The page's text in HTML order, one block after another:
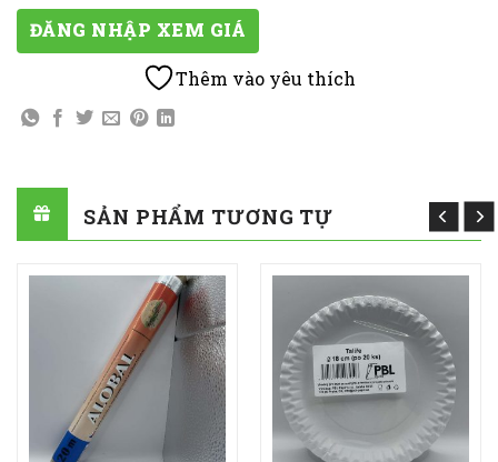
ĐĂNG NHẬP XEM GIÁ
Thêm vào yêu thích
SẢN PHẨM TƯƠNG TỰ